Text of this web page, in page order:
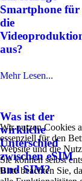
Smartphone für
die
aus?
Mehr Lesen...
Was ist der
wirkliche
Unterschied
zwischen eSIM
und SIM?
Wir nutzen Cookies
essenziell für den
Website und die
Sie können selbst
Bitte beachten Sie,